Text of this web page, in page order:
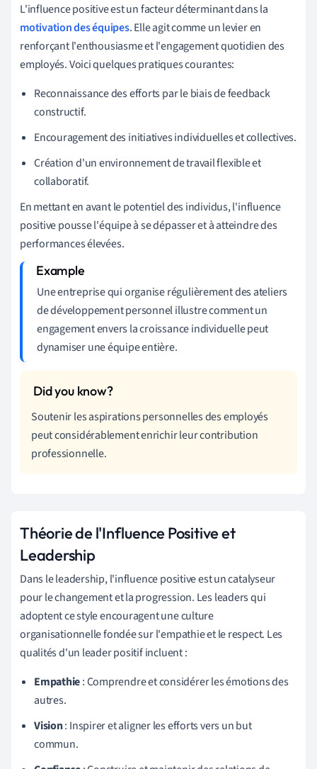
L'influence positive est un facteur déterminant dans la
motivation des équipes. Elle agit comme un levier en
renforçant l'enthousiasme et l'engagement quotidien des
employés. Voici quelques pratiques courantes:
Reconnaissance des efforts par le biais de feedback
constructif.
Encouragement des initiatives individuelles et collectives.
Création d'un environnement de travail flexible et
collaboratif.
En mettant en avant le potentiel des individus, l'influence
positive pousse l'équipe à se dépasser et à atteindre des
performances élevées.
Une entreprise qui organise régulièrement des ateliers
de développement personnel illustre comment un
engagement envers la croissance individuelle peut
dynamiser une équipe entière.
Soutenir les aspirations personnelles des employés
peut considérablement enrichir leur contribution
professionnelle.
Théorie de l'Influence Positive et
Leadership
Dans le leadership, l'influence positive est un catalyseur
pour le changement et la progression. Les leaders qui
adoptent ce style encouragent une culture
organisationnelle fondée sur l'empathie et le respect. Les
qualités d'un leader positif incluent :
Empathie: Comprendre et considérer les émotions des
autres.
Vision: Inspirer et aligner les efforts vers un but
commun.